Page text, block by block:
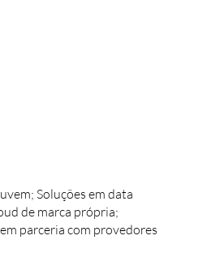
Soluções em data
de marca própria;
parceria com provedores